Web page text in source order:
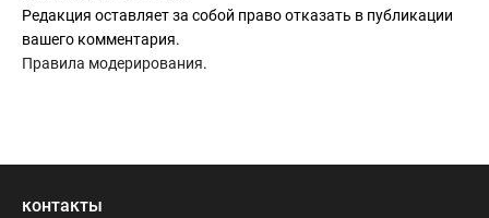
Редакция оставляет за собой право отказать в публикации
вашего комментария.
Правила модерирования.
контакты